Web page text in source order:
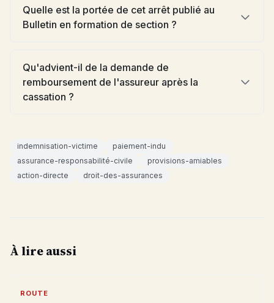
Quelle est la portée de cet arrêt publié au
Bulletin en formation de section ?
Qu'advient-il de la demande de
remboursement de l'assureur après la
cassation ?
indemnisation-victime
paiement-indu
assurance-responsabilité-civile
provisions-amiables
action-directe
droit-des-assurances
À lire aussi
ROUTE